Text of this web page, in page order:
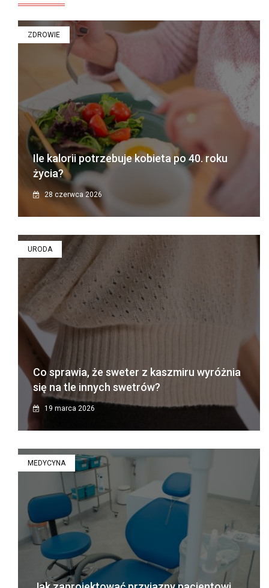
ZDROWIE
Ile kalorii potrzebuje kobieta po 40. roku
życia?
28 czerwca 2026
URODA
Co sprawia, że sweter z kaszmiru wyróżnia
się na tle innych swetrów?
19 marca 2026
MEDYCYNA